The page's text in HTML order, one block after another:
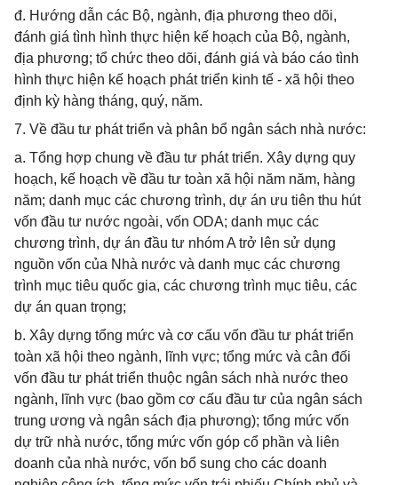
đ. Hướng dẫn các Bộ, ngành, địa phương theo dõi,
đánh giá tình hình thực hiện kế hoạch của Bộ, ngành,
địa phương; tổ chức theo dõi, đánh giá và báo cáo tình
hình thực hiện kế hoạch phát triển kinh tế - xã hội theo
định kỳ hàng tháng, quý, năm.
7. Về đầu tư phát triển và phân bổ ngân sách nhà nước:
a. Tổng hợp chung về đầu tư phát triển. Xây dựng quy
hoạch, kế hoạch về đầu tư toàn xã hội năm năm, hàng
năm; danh mục các chương trình, dự án ưu tiên thu hút
vốn đầu tư nước ngoài, vốn ODA; danh mục các
chương trình, dự án đầu tư nhóm A trở lên sử dụng
nguồn vốn của Nhà nước và danh mục các chương
trình mục tiêu quốc gia, các chương trình mục tiêu, các
dự án quan trọng;
b. Xây dựng tổng mức và cơ cấu vốn đầu tư phát triển
toàn xã hội theo ngành, lĩnh vực; tổng mức và cân đối
vốn đầu tư phát triển thuộc ngân sách nhà nước theo
ngành, lĩnh vực (bao gồm cơ cấu đầu tư của ngân sách
trung ương và ngân sách địa phương); tổng mức vốn
dự trữ nhà nước, tổng mức vốn góp cổ phần và liên
doanh của nhà nước, vốn bổ sung cho các doanh